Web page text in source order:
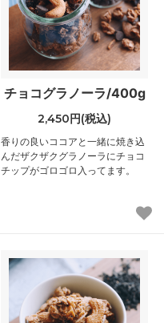
チョコグラノーラ/400g
2,450円(税込)
香りの良いココアと一緒に焼き込
んだザクザクグラノーラにチョコ
チップがゴロゴロ入ってます。